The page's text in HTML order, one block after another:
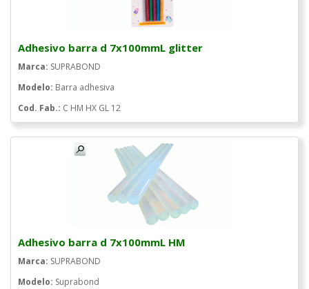
Adhesivo barra d 7x100mmL glitter
Marca: SUPRABOND
Modelo: Barra adhesiva
Cod. Fab.: C HM HX GL 12
Adhesivo barra d 7x100mmL HM
Marca: SUPRABOND
Modelo: Suprabond